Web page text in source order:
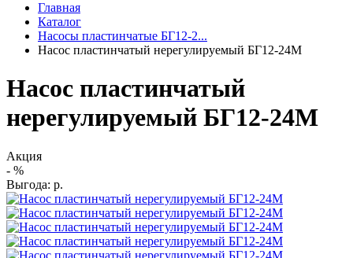
Главная
Каталог
Насосы пластинчатые БГ12-2...
Насос пластинчатый нерегулируемый БГ12-24М
Насос пластинчатый
нерегулируемый БГ12-24М
Акция
- %
Выгода: р.